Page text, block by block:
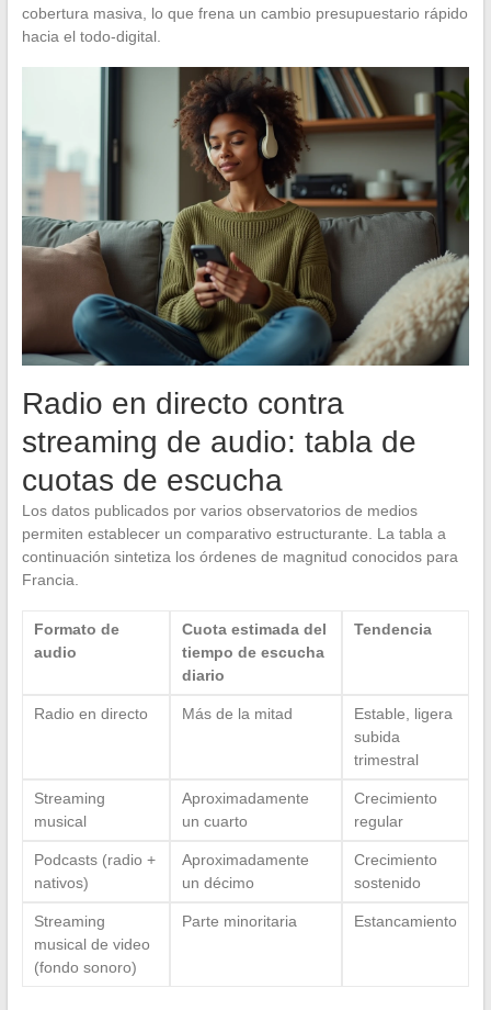
cobertura masiva, lo que frena un cambio presupuestario rápido
hacia el todo-digital.
Radio en directo contra
streaming de audio: tabla de
cuotas de escucha
Los datos publicados por varios observatorios de medios
permiten establecer un comparativo estructurante. La tabla a
continuación sintetiza los órdenes de magnitud conocidos para
Francia.
Formato de
audio
Cuota estimada del
tiempo de escucha
diario
Tendencia
Radio en directo Más de la mitad
Estable, ligera
subida
trimestral
Streaming
musical
Aproximadamente
un cuarto
Crecimiento
regular
Podcasts (radio +
nativos)
Aproximadamente
un décimo
Crecimiento
sostenido
Streaming
musical de video
(fondo sonoro)
Parte minoritaria Estancamiento